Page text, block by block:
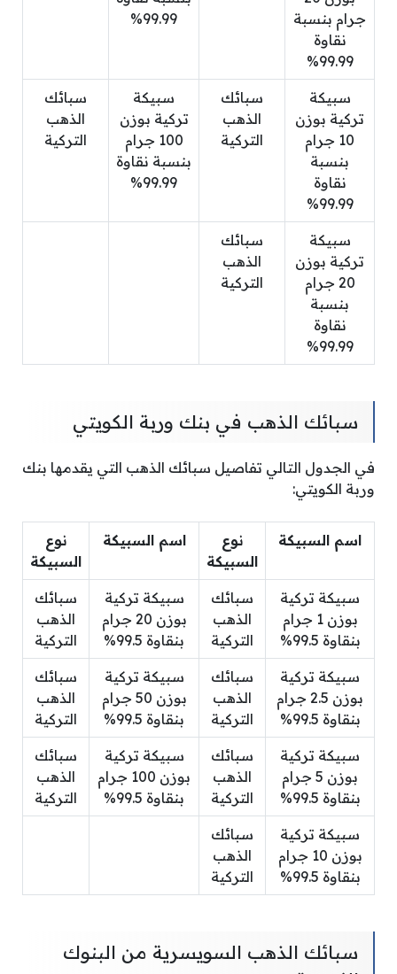
جرام بنسبة
نقاوة
99.99%
99.99%
سبيكة
تركية بوزن
10 جرام
بنسبة
نقاوة
99.99%
سبائك
الذهب
التركية
سبيكة
تركية بوزن
100 جرام
بنسبة نقاوة
99.99%
سبائك
الذهب
التركية
سبيكة
تركية بوزن
20 جرام
بنسبة
نقاوة
99.99%
سبائك
الذهب
التركية
سبائك الذهب في بنك وربة الكويتي
في الجدول التالي تفاصيل سبائك الذهب التي يقدمها بنك
وربة الكويتي:
اسم السبيكة
نوع
السبيكة
اسم السبيكة
نوع
السبيكة
سبيكة تركية
بوزن 1 جرام
بنقاوة 99.5%
سبائك
الذهب
التركية
سبيكة تركية
بوزن 20 جرام
بنقاوة 99.5%
سبائك
الذهب
التركية
سبيكة تركية
بوزن 2.5 جرام
بنقاوة 99.5%
سبائك
الذهب
التركية
سبيكة تركية
بوزن 50 جرام
بنقاوة 99.5%
سبائك
الذهب
التركية
سبيكة تركية
بوزن 5 جرام
بنقاوة 99.5%
سبائك
الذهب
التركية
سبيكة تركية
بوزن 100 جرام
بنقاوة 99.5%
سبائك
الذهب
التركية
سبيكة تركية
بوزن 10 جرام
بنقاوة 99.5%
سبائك
الذهب
التركية
سبائك الذهب السويسرية من البنوك